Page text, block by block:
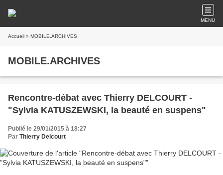
MENU
Accueil » MOBILE.ARCHIVES
MOBILE.ARCHIVES
Rencontre-débat avec Thierry DELCOURT -
"Sylvia KATUSZEWSKI, la beauté en suspens"
Publié le 29/01/2015 à 18:27
Par Thierry Delcourt